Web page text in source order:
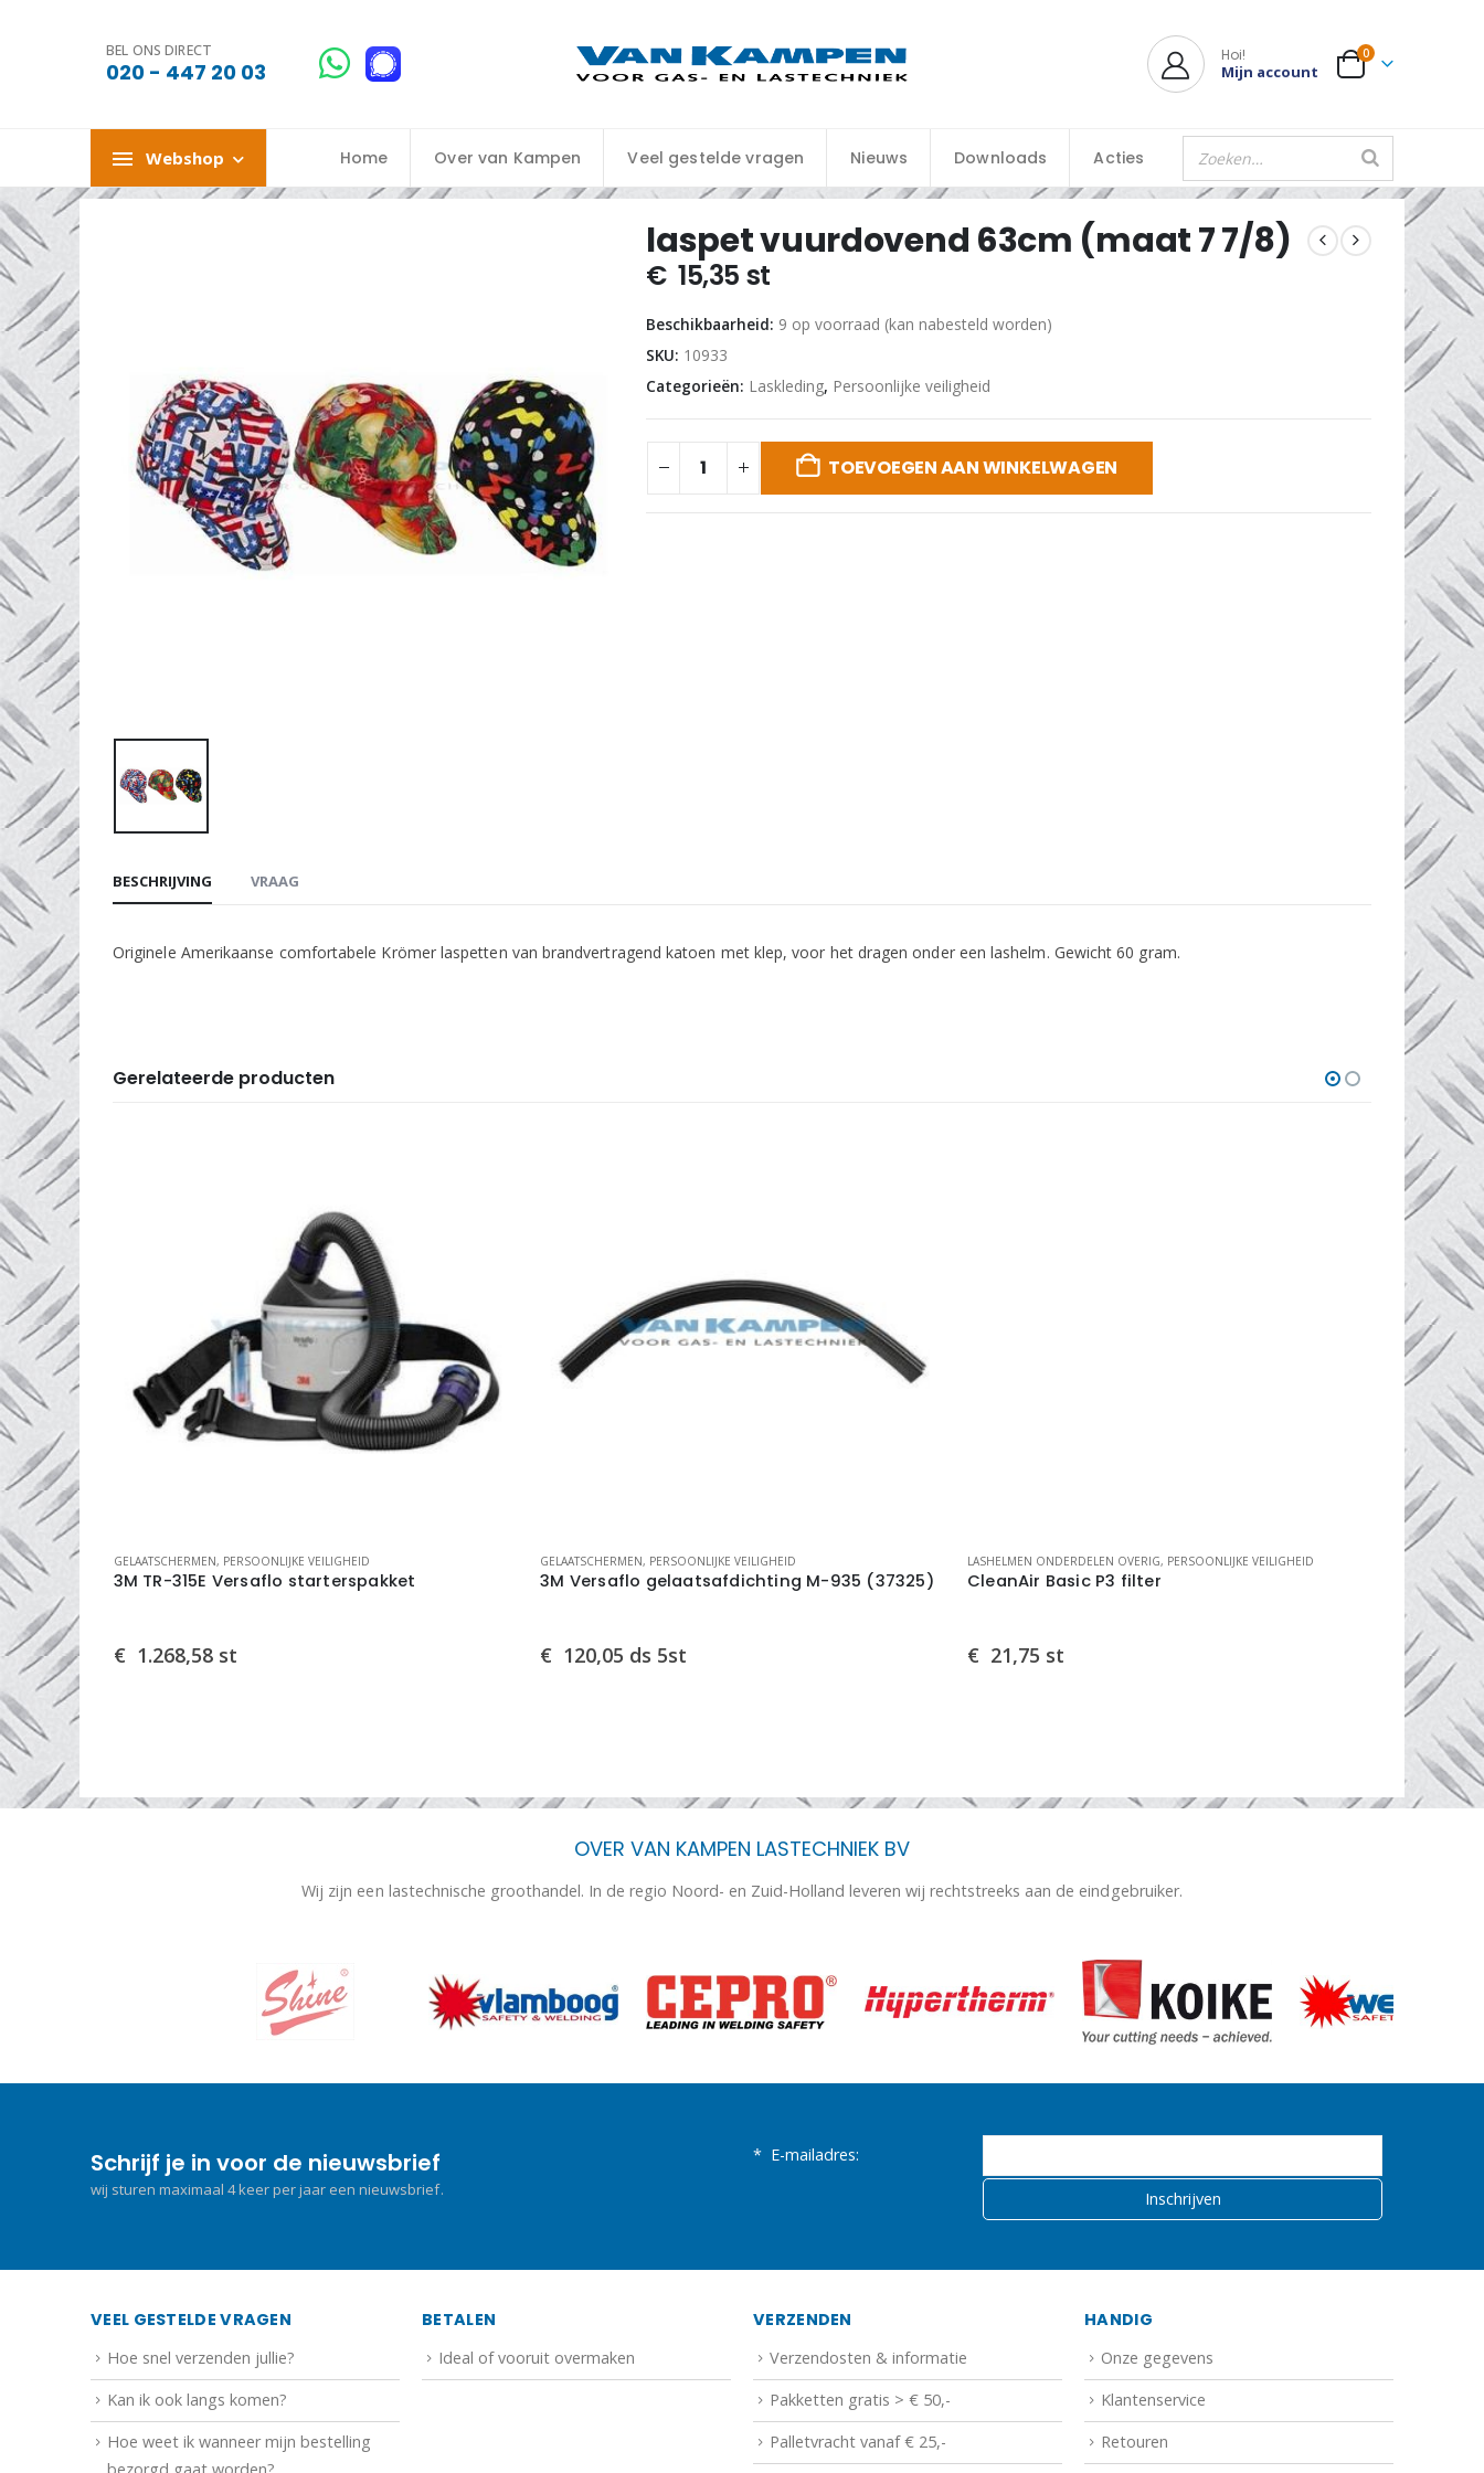
BEL ONS DIRECT
020 - 447 20 03
Hoi!
Mijn account
0
Webshop Home Over van Kampen Veel gestelde vragen Nieuws Downloads Acties
laspet vuurdovend 63cm (maat 7 7/8)
€ 15,35 st
Beschikbaarheid: 9 op voorraad (kan nabesteld worden)
SKU: 10933
Categorieën: Laskleding, Persoonlijke veiligheid
TOEVOEGEN AAN WINKELWAGEN
BESCHRIJVING VRAAG
Originele Amerikaanse comfortabele Krömer laspetten van brandvertragend katoen met klep, voor het dragen onder een lashelm. Gewicht 60 gram.
Gerelateerde producten
M-
GELAATSCHERMEN, PERSOONLIJKE VEILIGHEID
3M TR-315E Versaflo starterspakket
€ 1.268,58 st
GELAATSCHERMEN, PERSOONLIJKE VEILIGHEID
3M Versaflo gelaatsafdichting M-935 (37325)
€ 120,05 ds 5st
LASHELMEN ONDERDELEN OVERIG, PERSOONLIJKE VEILIGHEID
CleanAir Basic P3 filter
€ 21,75 st
LASHELMEN
3M
(M-957)
€ 15,74
OVER VAN KAMPEN LASTECHNIEK BV
Wij zijn een lastechnische groothandel. In de regio Noord- en Zuid-Holland leveren wij rechtstreeks aan de eindgebruiker.
Schrijf je in voor de nieuwsbrief
wij sturen maximaal 4 keer per jaar een nieuwsbrief.
* E-mailadres:
VEEL GESTELDE VRAGEN
Hoe snel verzenden jullie?
Kan ik ook langs komen?
Hoe weet ik wanneer mijn bestelling
BETALEN
Ideal of vooruit overmaken
VERZENDEN
Verzendosten & informatie
Pakketten gratis > € 50,-
Palletvracht vanaf € 25,-
HANDIG
Onze gegevens
Klantenservice
Retouren